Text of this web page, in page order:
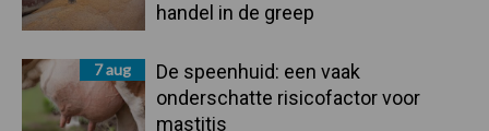
handel in de greep
7 aug
De speenhuid: een vaak
onderschatte risicofactor voor
mastitis